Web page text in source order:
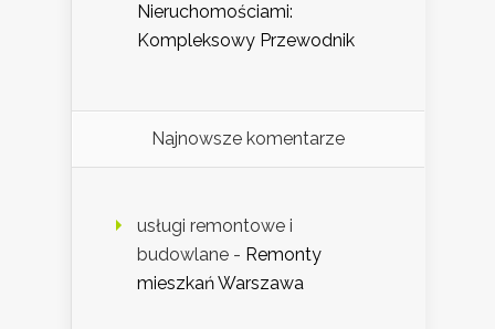
Nieruchomościami:
Kompleksowy Przewodnik
Najnowsze komentarze
usługi remontowe i
budowlane - Remonty
mieszkań Warszawa